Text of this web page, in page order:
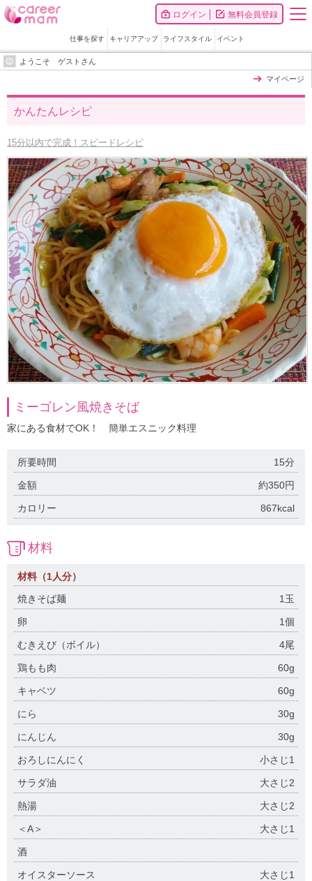
ログイン 無料会員登録
仕事を探す キャリアアップ ライフスタイル イベント
ようこそ ゲストさん
マイページ
かんたんレシピ
15分以内で完成！スピードレシピ
ミーゴレン風焼きそば
家にある食材でOK！ 簡単エスニック料理
所要時間 15分
金額 約350円
カロリー 867kcal
材料
材料（1人分）
焼きそば麺
1玉
卵 1個
むきえび（ボイル） 4尾
鶏もも肉 60g
キャベツ 60g
にら 30g
にんじん 30g
おろしにんにく 小さじ1
サラダ油 大さじ2
熱湯 大さじ2
＜A＞ 大さじ1
酒
オイスターソース 大さじ1